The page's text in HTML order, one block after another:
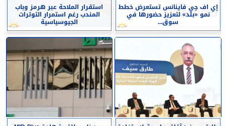
إي اف چي فاينانس تستعرض خطط
نمو «بلد» لتعزيز حضورها في
سوق...
استقرار الملاحة عبر هرمز وباب
المندب رغم استمرار التوترات
الجيوسياسية